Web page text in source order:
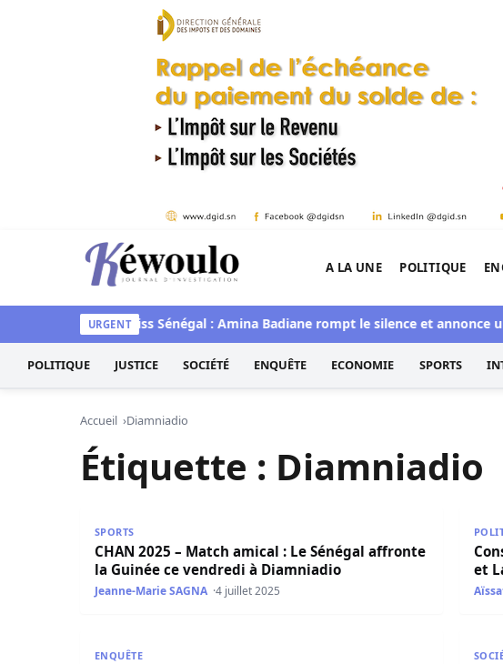
Aller au contenu
Kéwoulo, le premier site d'information et d'investigation de
A LA UNE POLITIQUE
URGENT
Miss Sénégal : Amina Badiane rompt le silence et annonce
POLITIQUE JUSTICE SOCIÉTÉ ENQUÊTE ECONOMIE SPORTS
Accueil Diamniadio
Étiquette : Diamniadio
SPORTS
CHAN 2025 – Match amical : Le Sénégal affronte
la Guinée ce vendredi à Diamniadio
Jeanne-Marie SAGNA 4 juillet 2025
et
ENQUÊTE